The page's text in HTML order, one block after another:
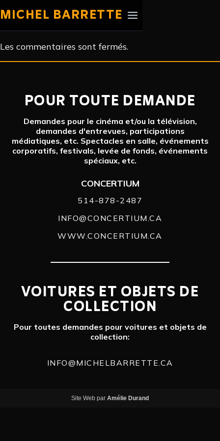
MICHEL BARRETTE
Les commentaires sont fermés.
POUR TOUTE DEMANDE
Demandes pour le cinéma et/ou la télévision,
demandes d'entrevues, participations
médiatiques, etc. Spectacles en salle, événements
corporatifs, festivals, levée de fonds, événements
spéciaux, etc.
CONCERTIUM
514-878-2487
INFO@CONCERTIUM.CA
WWW.CONCERTIUM.CA
VOITURES ET OBJETS DE
COLLECTION
Pour toutes demandes pour voitures et objets de
collection:
INFO@MICHELBARRETTE.CA
Site Web par Amélie Durand